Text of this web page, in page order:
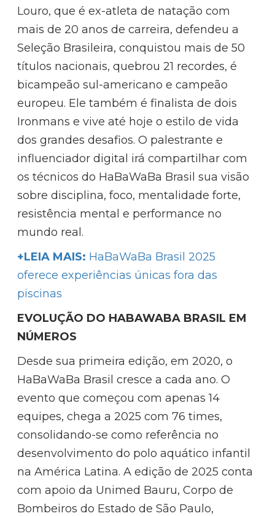
Louro, que é ex-atleta de natação com
mais de 20 anos de carreira, defendeu a
Seleção Brasileira, conquistou mais de 50
títulos nacionais, quebrou 21 recordes, é
bicampeão sul-americano e campeão
europeu. Ele também é finalista de dois
Ironmans e vive até hoje o estilo de vida
dos grandes desafios. O palestrante e
influenciador digital irá compartilhar com
os técnicos do HaBaWaBa Brasil sua visão
sobre disciplina, foco, mentalidade forte,
resistência mental e performance no
mundo real.
+LEIA MAIS: HaBaWaBa Brasil 2025
oferece experiências únicas fora das
piscinas
EVOLUÇÃO DO HABAWABA BRASIL EM
NÚMEROS
Desde sua primeira edição, em 2020, o
HaBaWaBa Brasil cresce a cada ano. O
evento que começou com apenas 14
equipes, chega a 2025 com 76 times,
consolidando-se como referência no
desenvolvimento do polo aquático infantil
na América Latina. A edição de 2025 conta
com apoio da Unimed Bauru, Corpo de
Bombeiros do Estado de São Paulo,